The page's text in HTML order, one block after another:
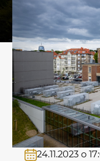
24.11.2023 o